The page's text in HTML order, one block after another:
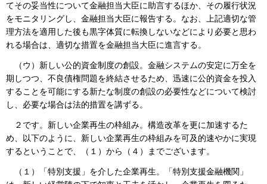
てその妥当性について金融担当大臣に助言するほか、その履行状況
をモニタリングし、金融担当大臣に報告する。なお、上記適切な管
理方法を適用した後も黒字体質に転換しないなどにより必要と思わ
れる場合は、適切な措置を金融担当大臣に進言する。
（ウ）新しい公的資金制度の創設。金融システムの安定に万全を
期しつつ、不良債権問題を終結させるため、迅速に公的資金を投入
することを可能にする新たな制度の創設の必要性などについて検討
し、必要な場合は法的措置を講ずる。
２です。新しい企業再生の枠組み。構造改革を更に加速するた
め、以下のように、新しい企業再生の枠組みを可及的速やかに実現
するということで、（１）から（４）までございます。
（１）「特別支援」を介した企業再生。「特別支援金融機関」